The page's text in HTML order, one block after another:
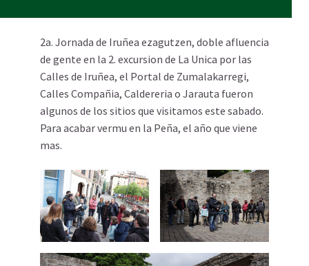
2a. Jornada de Iruñea ezagutzen, doble afluencia
de gente en la 2. excursion de La Unica por las
Calles de Iruñea, el Portal de Zumalakarregi,
Calles Compañia, Caldereria o Jarauta fueron
algunos de los sitios que visitamos este sabado.
Para acabar vermu en la Peña, el año que viene
mas.